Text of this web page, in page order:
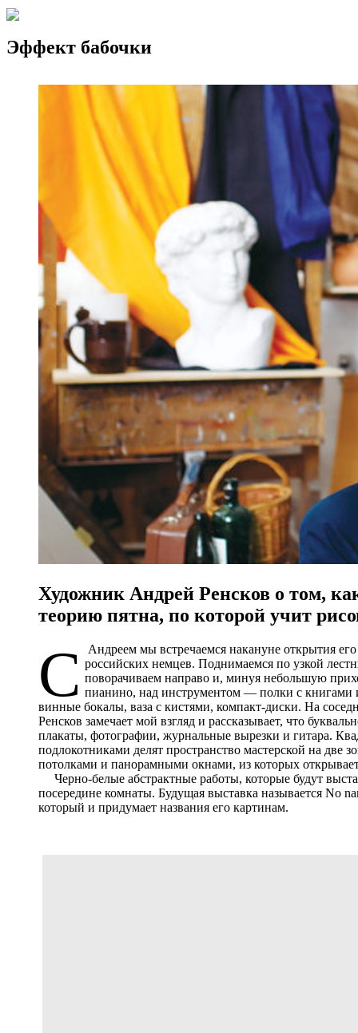
Эффект бабочки
Художник Андрей Ренсков о том,
теорию пятна, по которой учит
С
Андреем мы встречаемся накануне открытия
российских немцев. Поднимаемся по узкой
поворачиваем направо и, минуя небольшую
пианино, над инструментом — полки с книгами
винные бокалы, ваза с кистями, компакт-диски. На
Ренсков замечает мой взгляд и рассказывает, что
плакаты, фотографии, журнальные вырезки и гитара.
подлокотниками делят пространство мастерской на
потолками и панорамными окнами, из которых
Черно-белые абстрактные работы, которые будут
посередине комнаты. Будущая выставка называется No
который и придумает названия его картинам.